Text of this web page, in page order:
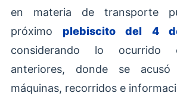
en materia de transporte
próximo plebiscito del 4
considerando lo ocurrido
anteriores, donde se
máquinas, recorridos e